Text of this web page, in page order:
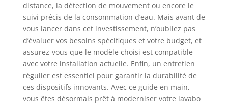
distance, la détection de mouvement ou encore le
suivi précis de la consommation d’eau. Mais avant de
vous lancer dans cet investissement, n’oubliez pas
d’évaluer vos besoins spécifiques et votre budget, et
assurez-vous que le modèle choisi est compatible
avec votre installation actuelle. Enfin, un entretien
régulier est essentiel pour garantir la durabilité de
ces dispositifs innovants. Avec ce guide en main,
vous êtes désormais prêt à moderniser votre lavabo